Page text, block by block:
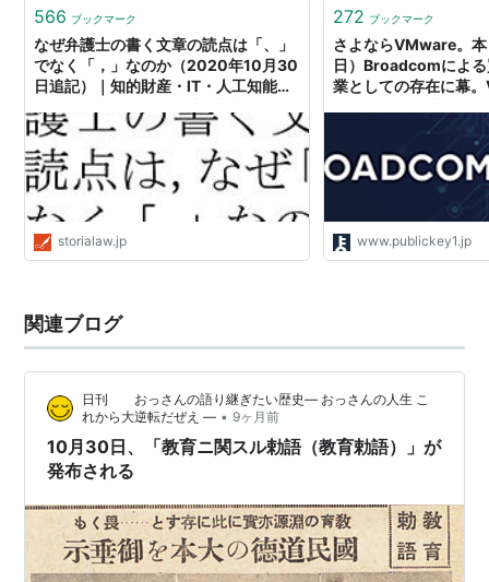
-1030.htm
*リスト ： リスト::○月○日
566 ブックマーク
なぜ弁護士の書く文章の読点は「、」
でなく「，」なのか（2020年10月30
日追記）｜知的財産・IT・人工知能・
【STORIA法律事務所】
storialaw.jp
272 ブックマーク
さよならVMware。
日）Broadcomによ
業としての存在に幕
www.publickey1.jp
関連ブログ
日刊 おっさんの語り継ぎたい歴史― おっさんの人生 こ
れから大逆転だぜえ ― • 9ヶ月前
10月30日、「教育ニ関スル勅語（教育勅語）」が
発布される